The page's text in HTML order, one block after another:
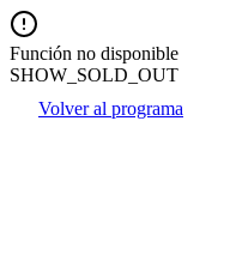
Función no disponible
SHOW_SOLD_OUT
Volver al programa